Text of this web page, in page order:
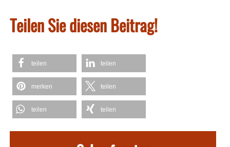
Teilen Sie diesen Beitrag!
teilen teilen
merken teilen
teilen teilen